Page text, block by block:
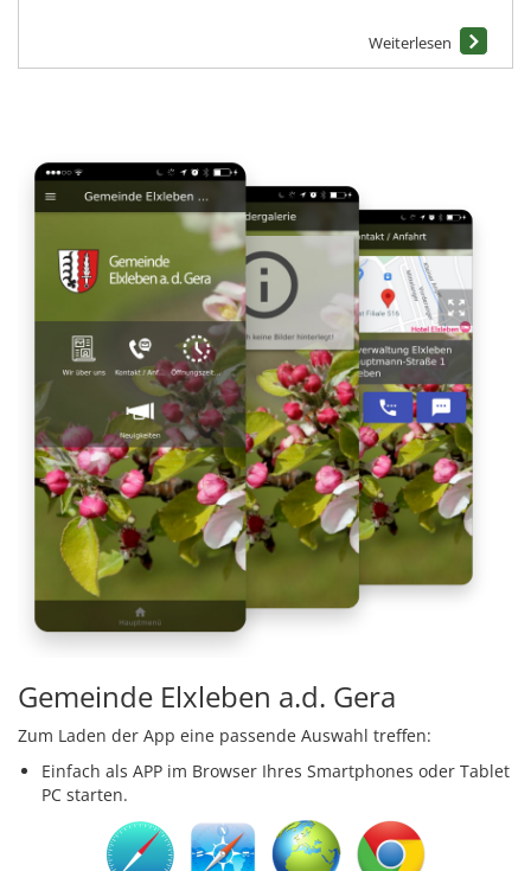
Gemeinde Elxleben a.d. Gera
Zum Laden der App eine passende Auswahl treffen:
Einfach als APP im Browser Ihres Smartphones oder Tablet
PC starten.